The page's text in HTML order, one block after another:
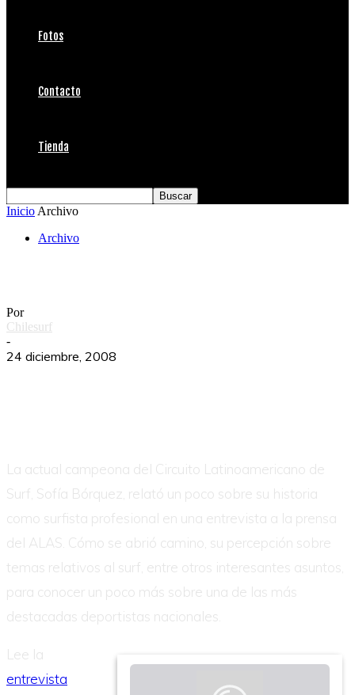
Fotos
Contacto
Tienda
Inicio Archivo
Archivo
Por
Chilesurf
-
24 diciembre, 2008
La actual campeona del Circuito Latinoamericano de
Surf, Sofía Bórquez, relató un poco sobre su historia
como surfista profesional en una entrevista a la prensa
del ALAS. Cómo se abrió camino, su percepción sobre
temas relativos al surf, entre otros interesantes asuntos,
para conocer un poco más sobre una de las más
destacadas deportistas nacionales.
Lee la
entrevista